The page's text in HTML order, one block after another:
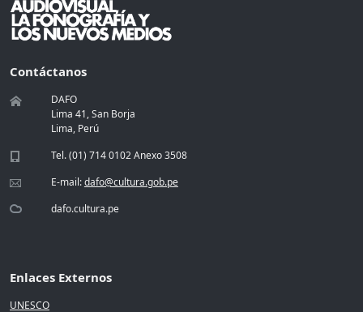
Contáctanos
DAFO
Lima 41, San Borja
Lima, Perú
Tel. (01) 714 0102 Anexo 3508
E-mail:dafo@cultura.gob.pe
dafo.cultura.pe
Enlaces Externos
UNESCO